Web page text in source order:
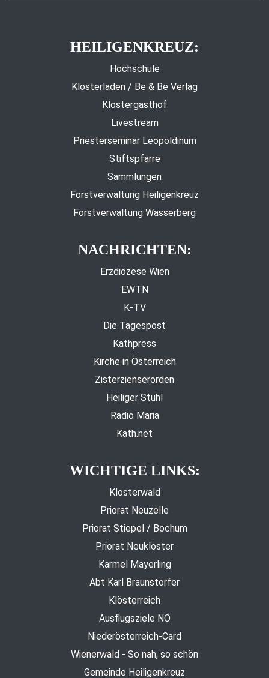
HEILIGENKREUZ:
Hochschule
Klosterladen / Be & Be Verlag
Klostergasthof
Livestream
Priesterseminar Leopoldinum
Stiftspfarre
Sammlungen
Forstverwaltung Heiligenkreuz
Forstverwaltung Wasserberg
NACHRICHTEN:
Erzdiözese Wien
EWTN
K-TV
Die Tagespost
Kathpress
Kirche in Österreich
Zisterzienserorden
Heiliger Stuhl
Radio Maria
Kath.net
WICHTIGE LINKS:
Klosterwald
Priorat Neuzelle
Priorat Stiepel / Bochum
Priorat Neukloster
Karmel Mayerling
Abt Karl Braunstorfer
Klösterreich
Ausflugsziele NÖ
Niederösterreich-Card
Wienerwald - So nah, so schön
Gemeinde Heiligenkreuz